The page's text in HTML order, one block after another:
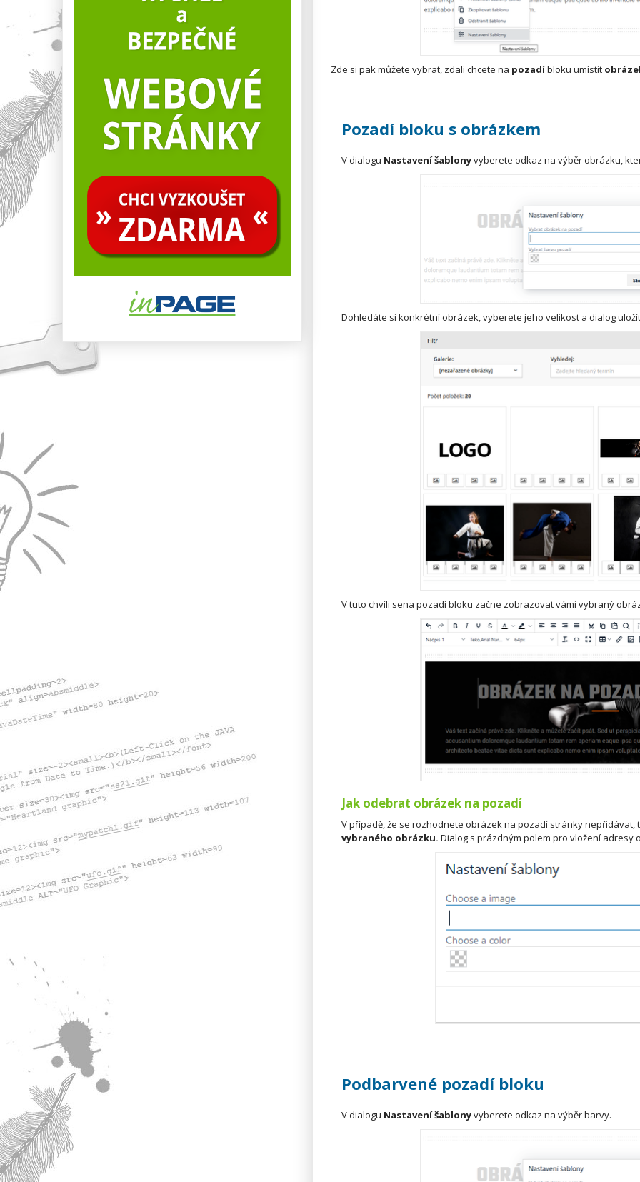
Zde si pak můžete vybrat, zdali chcete na pozadíbloku umístit
Pozadí bloku s obrázkem
V dialogu Nastavení šablonyvyberete odkaz na výběr obrázku,
Dohledáte si konkrétní obrázek, vyberete jeho velikost a dialog
V tuto chvíli sena pozadí bloku začne zobrazovat vámi vybraný
Jak odebrat obrázek na pozadí
V případě, že se rozhodnete obrázek na pozadí stránky
vybraného obrázku. Dialog s prázdným polem pro vložení adresy
Podbarvené pozadí bloku
V dialogu Nastavení šablonyvyberete odkaz na výběr barvy.